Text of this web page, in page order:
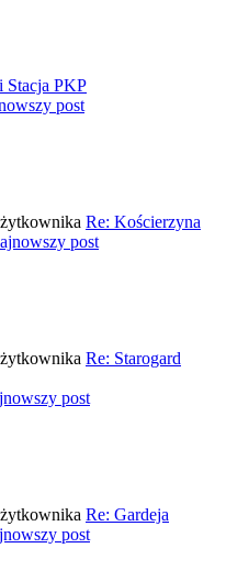
Stacja PKP
post
Re: Kościerzyna
post
Re: Starogard
post
Re: Gardeja
post